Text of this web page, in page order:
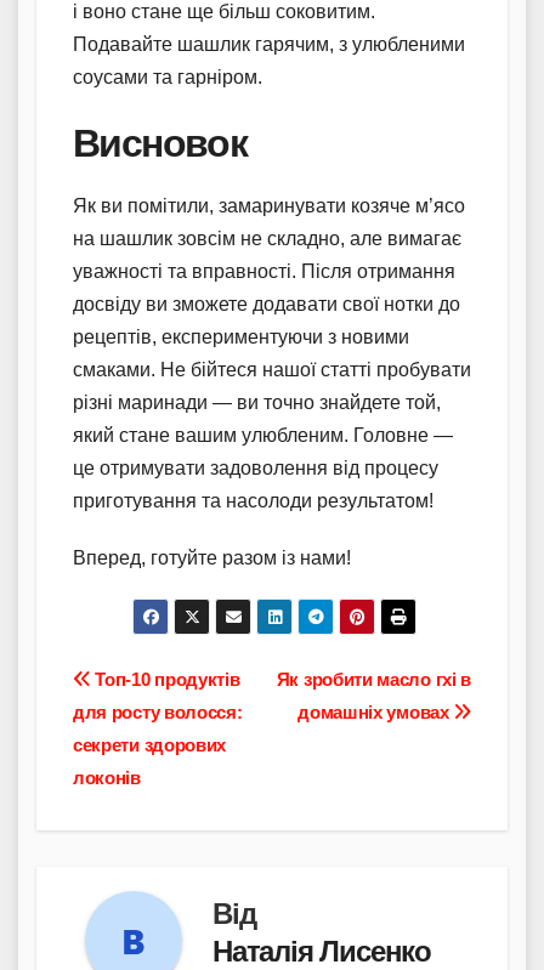
і воно стане ще більш соковитим.
Подавайте шашлик гарячим, з улюбленими
соусами та гарніром.
Висновок
Як ви помітили, замаринувати козяче м’ясо
на шашлик зовсім не складно, але вимагає
уважності та вправності. Після отримання
досвіду ви зможете додавати свої нотки до
рецептів, експериментуючи з новими
смаками. Не бійтеся нашої статті пробувати
різні маринади — ви точно знайдете той,
який стане вашим улюбленим. Головне —
це отримувати задоволення від процесу
приготування та насолоди результатом!
Вперед, готуйте разом із нами!
Навігація
записів
Як зробити масло гхі в
домашніх умовах
Топ-10 продуктів
для росту волосся:
секрети здорових
локонів
Від
Наталія Лисенко